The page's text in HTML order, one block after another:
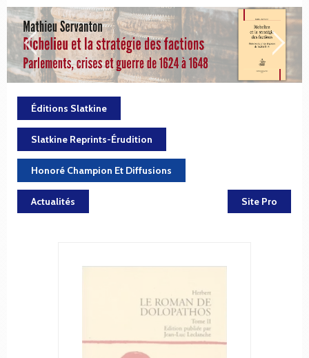
Éditions Slatkine
Slatkine Reprints-Érudition
Honoré Champion Et Diffusions
Actualités Site Pro